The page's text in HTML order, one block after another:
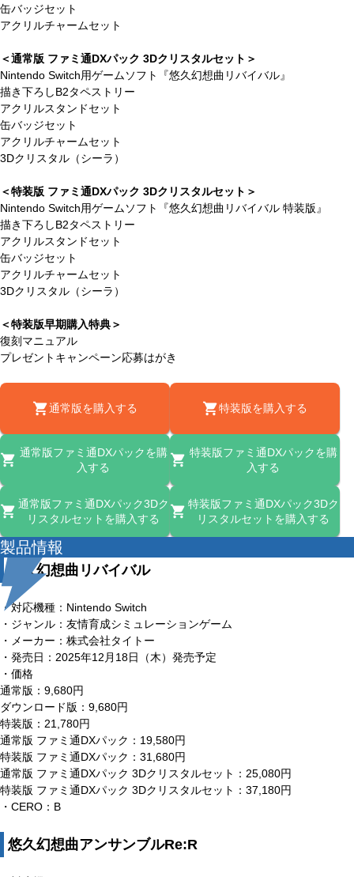
缶バッジセット
アクリルチャームセット
＜通常版 ファミ通DXパック 3Dクリスタルセット＞
Nintendo Switch用ゲームソフト『悠久幻想曲リバイバル』
描き下ろしB2タペストリー
アクリルスタンドセット
缶バッジセット
アクリルチャームセット
3Dクリスタル（シーラ）
＜特装版 ファミ通DXパック 3Dクリスタルセット＞
Nintendo Switch用ゲームソフト『悠久幻想曲リバイバル 特装版』
描き下ろしB2タペストリー
アクリルスタンドセット
缶バッジセット
アクリルチャームセット
3Dクリスタル（シーラ）
＜特装版早期購入特典＞
復刻マニュアル
プレゼントキャンペーン応募はがき
通常版を購入する 特装版を購入する
通常版ファミ通DXパックを購
入する
特装版ファミ通DXパックを購
入する
通常版ファミ通DXパック3Dク
リスタルセットを購入する
特装版ファミ通DXパック3Dク
リスタルセットを購入する
製品情報
悠久幻想曲リバイバル
・対応機種：Nintendo Switch
・ジャンル：友情育成シミュレーションゲーム
・メーカー：株式会社タイトー
・発売日：2025年12月18日（木）発売予定
・価格
通常版：9,680円
ダウンロード版：9,680円
特装版：21,780円
通常版 ファミ通DXパック：19,580円
特装版 ファミ通DXパック：31,680円
通常版 ファミ通DXパック 3Dクリスタルセット：25,080円
特装版 ファミ通DXパック 3Dクリスタルセット：37,180円
・CERO：B
悠久幻想曲アンサンブルRe:R